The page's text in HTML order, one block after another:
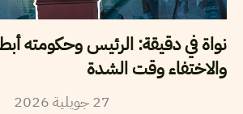
نواة في دقيقة: الرئيس وحكومته
والاختفاء وقت الشدة
27 جويلية2026